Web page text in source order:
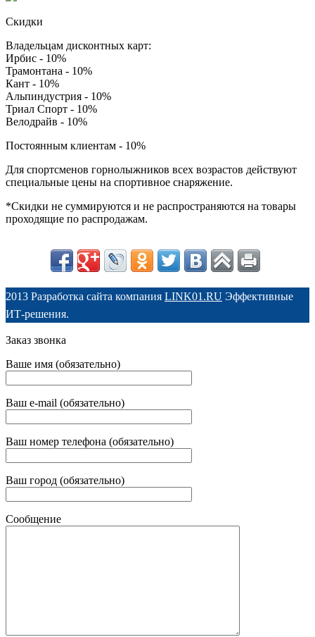
Скидки
Владельцам дисконтных карт:
Ирбис - 10%
Трамонтана - 10%
Кант - 10%
Альпиндустрия - 10%
Триал Спорт - 10%
Велодрайв - 10%
Постоянным клиентам - 10%
Для спортсменов горнолыжников всех возрастов действуют
специальные цены на спортивное снаряжение.
*Скидки не суммируются и не распространяются на товары
проходящие по распродажам.
2013 Разработка сайта компания LINK01.RU Эффективные
ИТ-решения.
Заказ звонка
Ваше имя (обязательно)
Ваш e-mail (обязательно)
Ваш номер телефона (обязательно)
Ваш город (обязательно)
Сообщение